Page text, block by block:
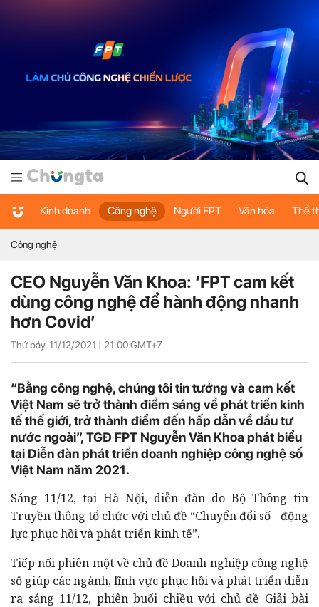
Kinh doanh Công nghệ Người FPT Văn hóa Thể
Công nghệ
CEO Nguyễn Văn Khoa: ‘FPT cam kết
dùng công nghệ để hành động nhanh
hơn Covid’
Thứ bảy, 11/12/2021 | 21:00GMT+7
“Bằng công nghệ, chúng tôi tin tưởng và cam kết
Việt Nam sẽ trở thành điểm sáng về phát triển kinh
tế thế giới, trở thành điểm đến hấp dẫn về dầu tư
nước ngoài”, TGĐ FPT Nguyễn Văn Khoa phát biểu
tại Diễn đàn phát triển doanh nghiệp công nghệ số
Việt Nam năm 2021.
Sáng 11/12, tại Hà Nội, diễn đàn do Bộ Thông tin
Truyền thông tổ chức với chủ đề “Chuyển đổi số - động
lực phục hồi và phát triển kinh tế”.
Tiếp nối phiên một về chủ đề Doanh nghiệp công nghệ
số giúp các ngành, lĩnh vực phục hồi và phát triển diễn
ra sáng 11/12, phiên buổi chiều với chủ đề Giải bài